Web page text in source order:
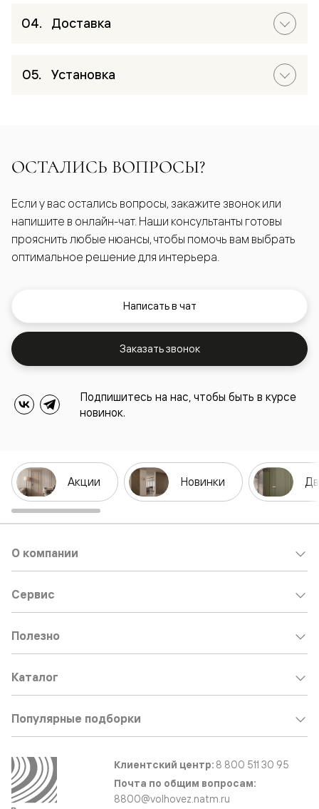
Доставка
Установка
ОСТАЛИСЬ ВОПРОСЫ?
Если у вас остались вопросы, закажите звонок или
напишите в онлайн-чат. Наши консультанты готовы
прояснить любые нюансы, чтобы помочь вам выбрать
оптимальное решение для интерьера.
Написать в чат
Заказать звонок
Подпишитесь на нас, чтобы быть в курсе
новинок.
Акции Новинки
О компании
Сервис
Полезно
Каталог
Популярные подборки
Клиентский центр: 8 800 511 30 95
Почта по общим вопросам:
8800@volhovez.natm.ru